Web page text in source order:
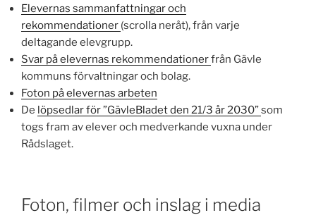
Elevernas sammanfattningar och
rekommendationer (scrolla neråt), från varje
deltagande elevgrupp.
Svar på elevernas rekommendationerfrån Gävle
kommuns förvaltningar och bolag.
Foton på elevernas arbeten
De löpsedlar för ”GävleBladet den 21/3 år 2030”som
togs fram av elever och medverkande vuxna under
Rådslaget.
Foton, filmer och inslag i media